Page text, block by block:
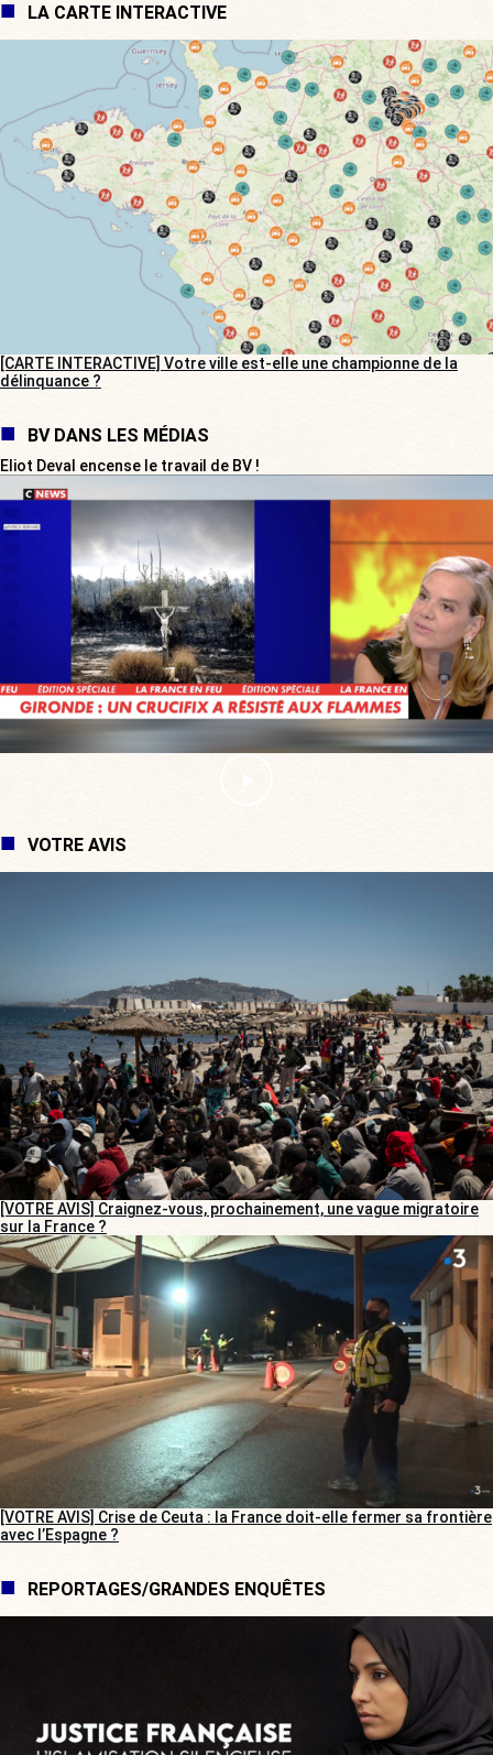
LA CARTE INTERACTIVE
[CARTE INTERACTIVE] Votre ville est-elle une championne de la
délinquance ?
BV DANS LES MÉDIAS
Eliot Deval encense le travail de BV !
VOTRE AVIS
[VOTRE AVIS] Craignez-vous, prochainement, une vague migratoire
sur la France ?
[VOTRE AVIS] Crise de Ceuta : la France doit-elle fermer sa frontière
avec l’Espagne ?
REPORTAGES/GRANDES ENQUÊTES